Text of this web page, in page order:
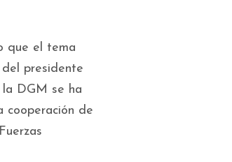
que el tema
presidente
DGM se ha
cooperación de